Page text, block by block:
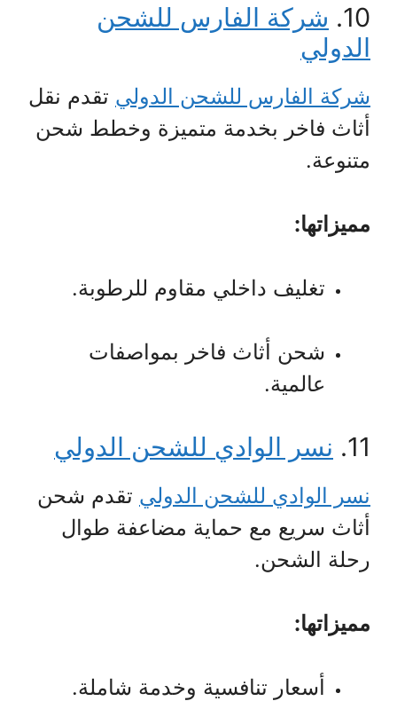
10. شركة الفارس للشحن
الدولي
شركة الفارس للشحن الدولي تقدم نقل
أثاث فاخر بخدمة متميزة وخطط شحن
متنوعة.
مميزاتها:
تغليف داخلي مقاوم للرطوبة.
شحن أثاث فاخر بمواصفات
عالمية.
11. نسر الوادي للشحن الدولي
نسر الوادي للشحن الدولي تقدم شحن
أثاث سريع مع حماية مضاعفة طوال
رحلة الشحن.
مميزاتها:
أسعار تنافسية وخدمة شاملة.